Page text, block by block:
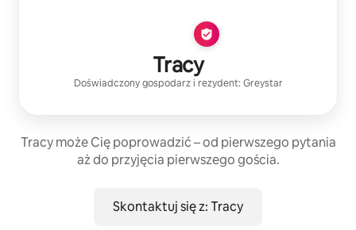
Tracy
Doświadczony gospodarzi rezydent: Greystar
Tracy może Cię poprowadzić – od pierwszego pytania
aż do przyjęcia pierwszego gościa.
Skontaktuj się z: Tracy